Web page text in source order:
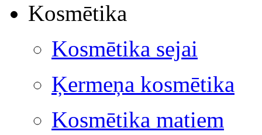
Kosmētika
Kosmētika sejai
Ķermeņa kosmētika
Kosmētika matiem